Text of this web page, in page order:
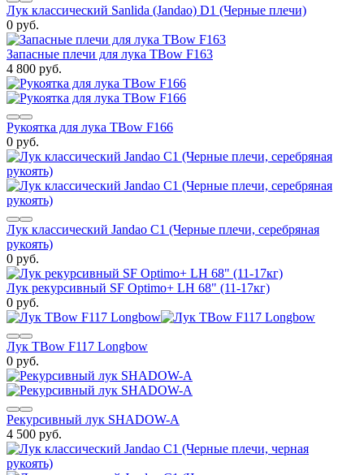
Лук классический Sanlida (Jandao) D1 (Черные плечи)
0 руб.
Запасные плечи для лука TBow F163
4 800 руб.
Рукоятка для лука TBow F166
0 руб.
Лук классический Jandao C1 (Черные плечи, серебряная
рукоять)
0 руб.
Лук рекурсивный SF Optimo+ LH 68" (11-17кг)
0 руб.
Лук TBow F117 Longbow
0 руб.
Рекурсивный лук SHADOW-A
4 500 руб.